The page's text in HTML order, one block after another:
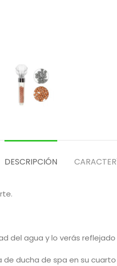
DESCRIPCIÓN
del agua y lo verás
ducha de spa en su